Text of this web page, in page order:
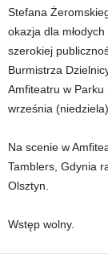
Stefana
okazja dla
szerokiej
Burmistrza
Amfiteatru w Parku
września
Na scenie w
Tamblers, Gdynia
Olsztyn.
Wstęp wolny.